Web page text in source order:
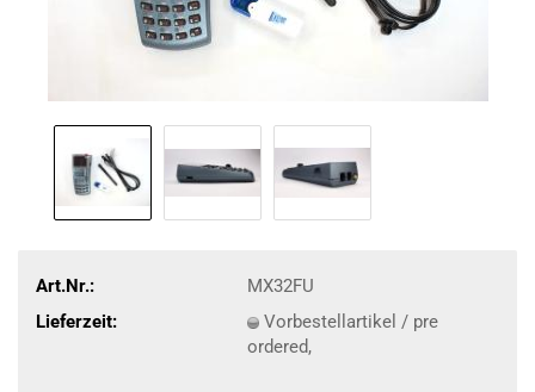
Art.Nr.:
MX32FU
Lieferzeit:
Vorbestellartikel / pre
ordered,